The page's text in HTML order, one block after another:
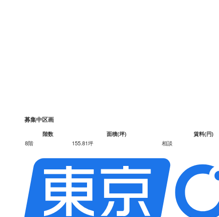
募集中区画
階数 面積(坪) 賃料(円)
8階 155.81坪 相談